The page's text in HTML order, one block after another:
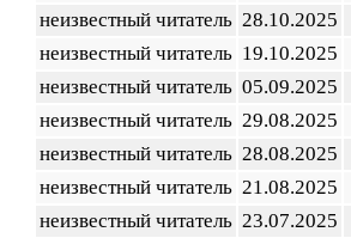
неизвестный читатель 28.10.2025
неизвестный читатель 19.10.2025
неизвестный читатель 05.09.2025
неизвестный читатель 29.08.2025
неизвестный читатель 28.08.2025
неизвестный читатель 21.08.2025
неизвестный читатель 23.07.2025